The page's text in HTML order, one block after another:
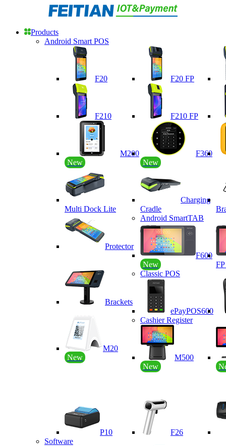
Products
Android Smart POS
F20 F20 FP
F210 F210 FP
M200
New
F360
New
Multi Dock Lite
Charging
Cradle
Protector
Android SmartTAB
F600
New
FP
Brackets
Classic POS
ePayPOS600
M20
New
Cashier Register
M500
New
P10
F26
Software